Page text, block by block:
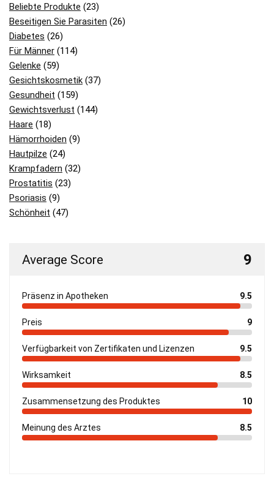
Beliebte Produkte (23)
Beseitigen Sie Parasiten (26)
Diabetes (26)
Für Männer (114)
Gelenke (59)
Gesichtskosmetik (37)
Gesundheit (159)
Gewichtsverlust (144)
Haare (18)
Hämorrhoiden (9)
Hautpilze (24)
Krampfadern (32)
Prostatitis (23)
Psoriasis (9)
Schönheit (47)
Average Score 9
Präsenz in Apotheken 9.5
Preis 9
Verfügbarkeit von Zertifikaten und Lizenzen 9.5
Wirksamkeit 8.5
Zusammensetzung des Produktes 10
Meinung des Arztes 8.5